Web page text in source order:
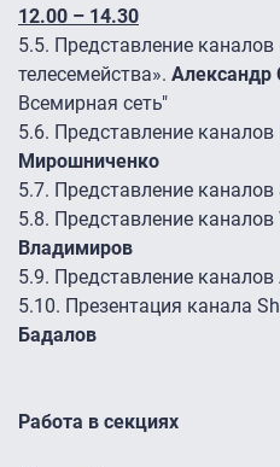
12.00 – 14.30
5.5. Представление
телесемейства». Александр
Всемирная сеть"
5.6. Представление каналов
Мирошниченко
5.7. Представление каналов
5.8. Представление каналов
Владимиров
5.9. Представление каналов
5.10. Презентация канала
Бадалов
Работа в секциях